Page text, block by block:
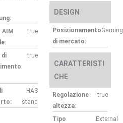
AIM
true
di
true
HAS
stand
DESIGN
Posizionamento
di mercato:
Gaming
CARATTERISTI
CHE
Regolazione
altezza:
true
Tipo
External